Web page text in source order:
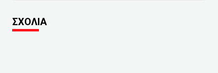
ΣΧΟΛΙΑ